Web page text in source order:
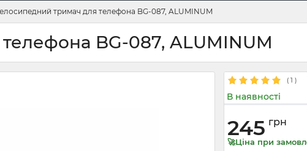
тримач для телефона BG-087, ALUMINUM
BG-087, ALUMINUM
( 1 )
В наявності
245 грн
🚀Ціна при